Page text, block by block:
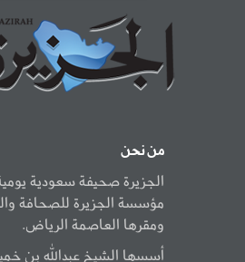
من نحن
الجزيرة صحيفة سعودية
مؤسسة الجزيرة للصحافة
ومقرها العاصمة الرياض.
أسسها الشيخ عبدالله بن